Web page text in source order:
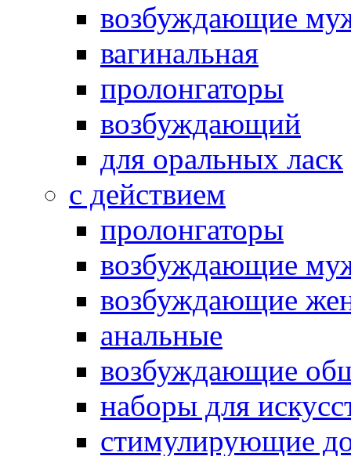
возбуждающие
вагинальная
пролонгаторы
возбуждающий
для оральных ласк
с действием
пролонгаторы
возбуждающие
возбуждающие
анальные
возбуждающие
наборы для
стимулирующие